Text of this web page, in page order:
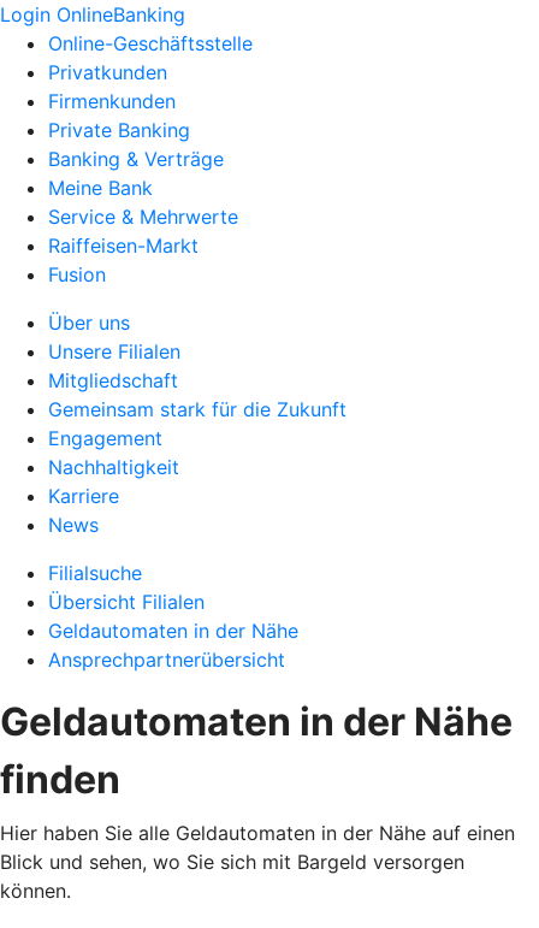
Login OnlineBanking
Online-Geschäftsstelle
Privatkunden
Firmenkunden
Private Banking
Banking & Verträge
Meine Bank
Service & Mehrwerte
Raiffeisen-Markt
Fusion
Über uns
Unsere Filialen
Mitgliedschaft
Gemeinsam stark für die Zukunft
Engagement
Nachhaltigkeit
Karriere
News
Filialsuche
Übersicht Filialen
Geldautomaten in der Nähe
Ansprechpartnerübersicht
Geldautomaten in der Nähe
finden
Hier haben Sie alle Geldautomaten in der Nähe auf einen
Blick und sehen, wo Sie sich mit Bargeld versorgen
können.